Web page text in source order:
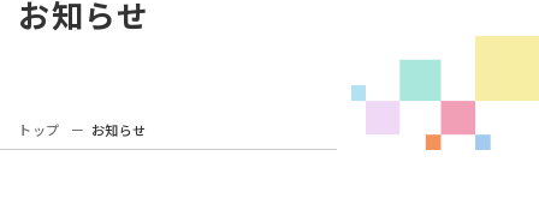
お知らせ
トップ お知らせ